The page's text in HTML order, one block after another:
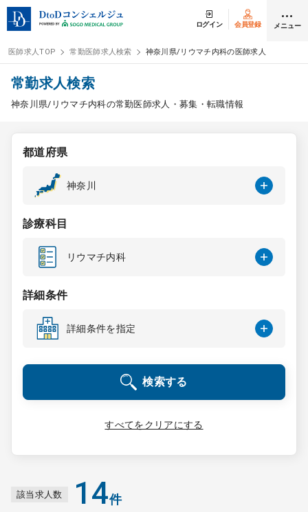
ログイン 会員登録 メニュー
ログイン
医師求人
常勤検索
スポット検索
DtoDの転職・
コンサルタント
成功事例
転職ノウハウ
受付時間 9:00 ～ 18:00（平日）
0120-337-613
医師求人TOP 常勤医師求人検索 神奈川県/リウマチ内科の医師求人
常勤求人検索
神奈川県/リウマチ内科の常勤医師求人・募集・転職情報
都道府県
神奈川
診療科目
リウマチ内科
詳細条件
詳細条件を指定
検索する
すべてをクリアにする
該当求人数 14件